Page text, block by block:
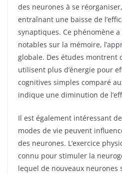
des neurones à se
entraînant une baisse de
synaptiques. Ce phénomène
notables sur la mémoire,
globale. Des études montrent
utilisent plus d’énergie pour
cognitives simples comparé
indique une diminution de
Il est également intéressant
modes de vie peuvent
des neurones. L’exercice
connu pour stimuler la
lequel de nouveaux neurones